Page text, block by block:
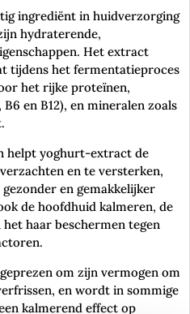
ingrediënt in huidverzorging
hydraterende,
Het extract
tijdens het fermentatieproces
het rijke proteïnen,
en B12), en mineralen zoals
helpt yoghurt-extract de
en te versterken,
en gemakkelijker
de hoofdhuid kalmeren, de
haar beschermen tegen
om zijn vermogen om
en wordt in sommige
kalmerend effect op